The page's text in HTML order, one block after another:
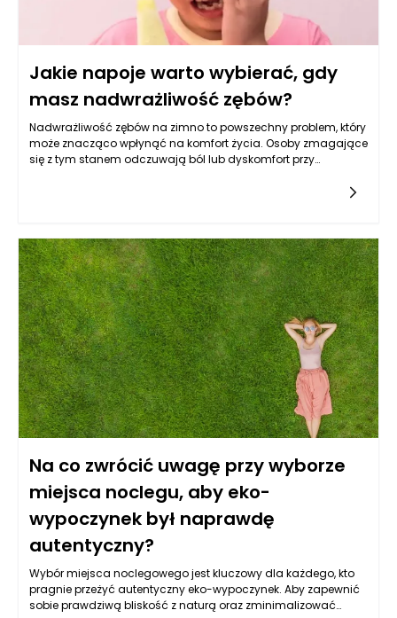
Jakie napoje warto wybierać, gdy
masz nadwrażliwość zębów?
Nadwrażliwość zębów na zimno to powszechny problem, który
może znacząco wpłynąć na komfort życia. Osoby zmagające
się z tym stanem odczuwają ból lub dyskomfort przy
kilka kryteriów, które mogą pomóc w wyborze odpowiednich
napojów.
Na co zwrócić uwagę przy wyborze
miejsca noclegu, aby eko-
wypoczynek był naprawdę
autentyczny?
Wybór miejsca noclegowego jest kluczowy dla każdego, kto
pragnie przeżyć autentyczny eko-wypoczynek. Aby zapewnić
sobie prawdziwą bliskość z naturą oraz zminimalizować